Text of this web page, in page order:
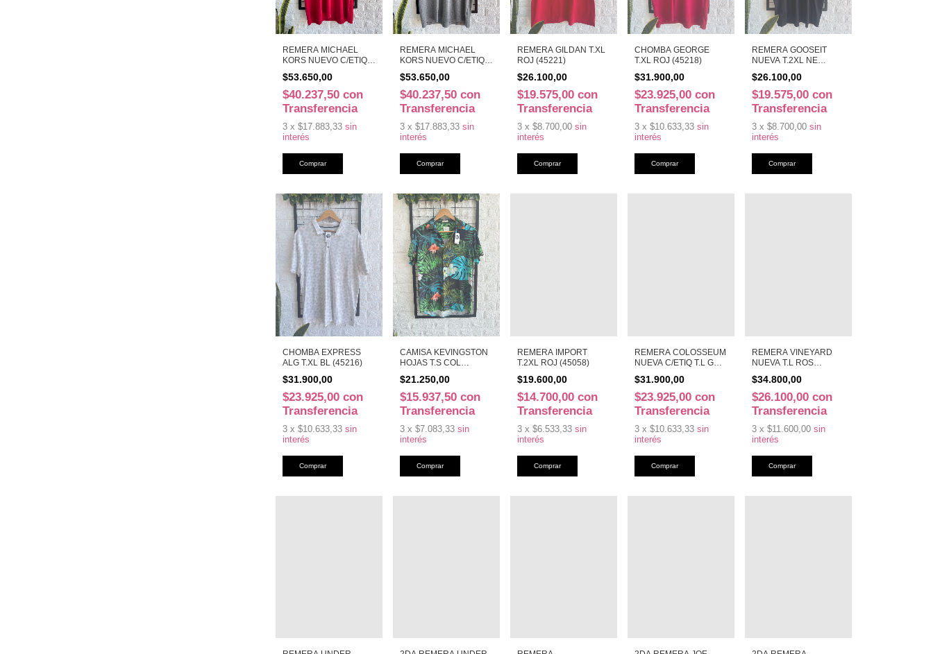
REMERA MICHAEL
KORS NUEVO C/ETIQ
T.XL ROJ (45510)
$53.650,00
$40.237,50 con
Transferencia
3 x $17.883,33 sin
interés
REMERA MICHAEL
KORS NUEVO C/ETIQ
T.XL GR (45509)
$53.650,00
$40.237,50 con
Transferencia
3 x $17.883,33 sin
interés
REMERA GILDAN T.XL
ROJ (45221)
$26.100,00
$19.575,00 con
Transferencia
3 x $8.700,00 sin
interés
CHOMBA GEORGE
T.XL ROJ (45218)
$31.900,00
$23.925,00 con
Transferencia
3 x $10.633,33 sin
interés
REMERA GOOSEIT
NUEVA T.2XL NE
(45217)
$26.100,00
$19.575,00 con
Transferencia
3 x $8.700,00 sin
interés
CHOMBA EXPRESS
ALG T.XL BL (45216)
$31.900,00
$23.925,00 con
Transferencia
3 x $10.633,33 sin
interés
CAMISA KEVINGSTON
HOJAS T.S COL
$21.250,00
$15.937,50 con
Transferencia
3 x $7.083,33 sin
interés
REMERA IMPORT
T.2XL ROJ (45058)
$19.600,00
$14.700,00 con
Transferencia
3 x $6.533,33 sin
interés
REMERA COLOSSEUM
NUEVA C/ETIQ T.L GR
$31.900,00
$23.925,00 con
Transferencia
3 x $10.633,33 sin
interés
REMERA VINEYARD
NUEVA T.L ROS
$34.800,00
$26.100,00 con
Transferencia
3 x $11.600,00 sin
interés